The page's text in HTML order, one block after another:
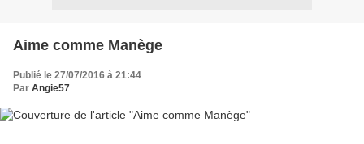
Aime comme Manège
Publié le 27/07/2016 à 21:44
Par Angie57